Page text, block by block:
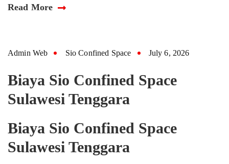
Read More
Admin Web Sio Confined Space July 6, 2026
Biaya Sio Confined Space
Sulawesi Tenggara
Biaya Sio Confined Space
Sulawesi Tenggara